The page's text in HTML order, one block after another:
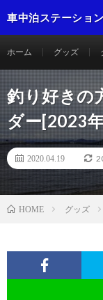
車中泊ステーション
ホーム グッズ
釣り好きの
ダー[2023
2020.04.19
HOME グッズ